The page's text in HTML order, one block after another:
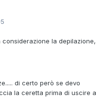
la depilazione,
di certo però se devo
la ceretta prima di uscire a